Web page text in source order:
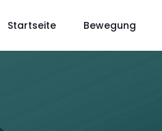
Startseite Bewegung